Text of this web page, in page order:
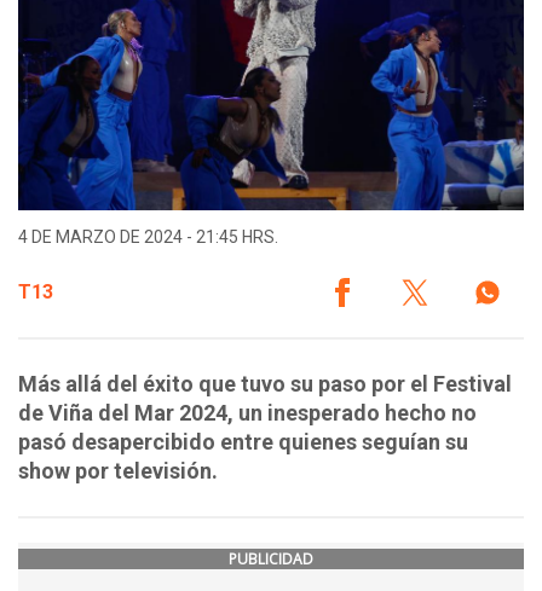
4 DE MARZO DE 2024 - 21:45 HRS.
T13
Más allá del éxito que tuvo su paso por el Festival
de Viña del Mar 2024, un inesperado hecho no
pasó desapercibido entre quienes seguían su
show por televisión.
PUBLICIDAD